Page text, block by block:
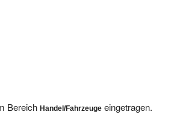
BereichHandel/Fahrzeuge eingetragen.